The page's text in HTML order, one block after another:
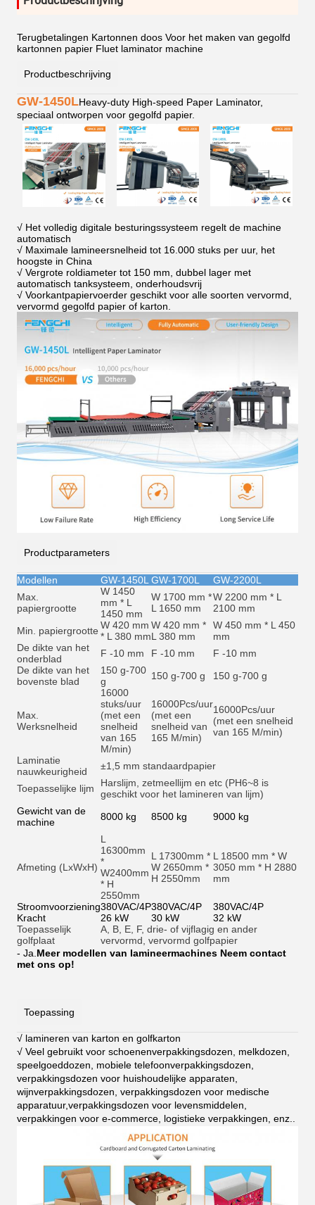
Terugbetalingen Kartonnen doos Voor het maken van gegolfd
kartonnen papier Fluet laminator machine
Productbeschrijving
GW-1450LHeavy-duty High-speed Paper Laminator,
speciaal ontworpen voor gegolfd papier.
√ Het volledig digitale besturingssysteem regelt de machine
automatisch
√ Maximale lamineersnelheid tot 16.000 stuks per uur, het
hoogste in China
√ Vergrote roldiameter tot 150 mm, dubbel lager met
automatisch tanksysteem, onderhoudsvrij
√ Voorkantpapiervoerder geschikt voor alle soorten vervormd,
vervormd gegolfd papier of karton.
Productparameters
Modellen GW-1450L GW-1700L
GW-2200L
Max.
papiergrootte
W 1450
mm * L
1450 mm
W 1700 mm *
L 1650 mm
W 2200 mm * L
2100 mm
Min. papiergrootte W 420 mm
* L 380 mm
W 420 mm *
L 380 mm
W 450 mm * L 450
mm
De dikte van het
onderblad
F -10 mm F -10 mm
F -10 mm
De dikte van het
bovenste blad
150 g-700
g
150 g-700 g 150 g-700 g
Max.
Werksnelheid
16000
stuks/uur
(met een
snelheid
van 165
M/min)
16000Pcs/uur
(met een
snelheid van
165 M/min)
16000Pcs/uur
(met een snelheid
van 165 M/min)
Laminatie
nauwkeurigheid
±1,5 mm standaardpapier
Toepasselijke lijm
Harslijm, zetmeellijm en etc (PH6~8 is
geschikt voor het lamineren van lijm)
Gewicht van de
machine
8000 kg 8500 kg 9000 kg
Afmeting (LxWxH)
L
16300mm
*
W2400mm
* H
2550mm
L 17300mm *
W 2650mm *
H 2550mm
L 18500 mm * W
3050 mm * H 2880
mm
Stroomvoorziening380VAC/4P380VAC/4P
380VAC/4P
Kracht
26 kW 30 kW
32 kW
Toepasselijk
golfplaat
A, B, E, F, drie- of vijflagig en ander
vervormd, vervormd golfpapier
- Ja. Meer modellen van lamineermachines Neem contact
met ons op!
Toepassing
√ lamineren van karton en golfkarton
√ Veel gebruikt voor schoenenverpakkingsdozen, melkdozen,
speelgoeddozen, mobiele telefoonverpakkingsdozen,
verpakkingsdozen voor huishoudelijke apparaten,
wijnverpakkingsdozen, verpakkingsdozen voor medische
apparatuur,verpakkingsdozen voor levensmiddelen,
verpakkingen voor e-commerce, logistieke verpakkingen, enz.